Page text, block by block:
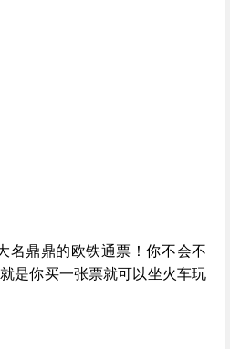
名鼎鼎的欧铁通票！你不会不
是你买一张票就可以坐火车玩